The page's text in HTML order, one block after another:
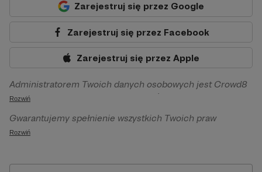
Zarejestruj się przez Google
Zarejestruj się przez Facebook
Zarejestruj się przez Apple
Administratorem Twoich danych osobowych jest Crowd8
sp. z o.o. z siedziba w Warszawie, ul. Żwirki i Wigury 16, 02-
092 Warszawa. Twoje dane osobowe będą przetwarzane w
szczególności w celu wykonania umowy zawartej z Tobą, w
Patronite.pl, w tym możliwości dokonywania oraz
Rozwiń
Gwarantujemy spełnienie wszystkich Twoich praw
wynikających z ogólnego rozporządzenia o ochronie
Rozwiń